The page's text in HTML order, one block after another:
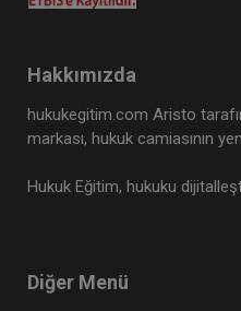
Hakkımızda
hukukegitim.com Aristo
markası, hukuk camiasının
Hukuk Eğitim, hukuku
Diğer Menü